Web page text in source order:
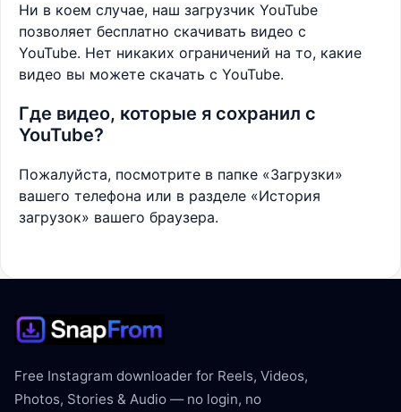
Ни в коем случае, наш загрузчик YouTube
позволяет бесплатно скачивать видео с
YouTube. Нет никаких ограничений на то, какие
видео вы можете скачать с YouTube.
Где видео, которые я сохранил с
YouTube?
Пожалуйста, посмотрите в папке «Загрузки»
вашего телефона или в разделе «История
загрузок» вашего браузера.
Free Instagram downloader for Reels, Videos,
Photos, Stories & Audio — no login, no